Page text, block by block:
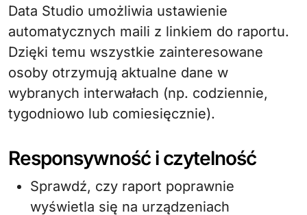
Data Studio umożliwia ustawienie
automatycznych maili z linkiem do raportu.
Dzięki temu wszystkie zainteresowane
osoby otrzymują aktualne dane w
wybranych interwałach (np. codziennie,
tygodniowo lub comiesięcznie).
Responsywność i czytelność
Sprawdź, czy raport poprawnie
wyświetla się na urządzeniach